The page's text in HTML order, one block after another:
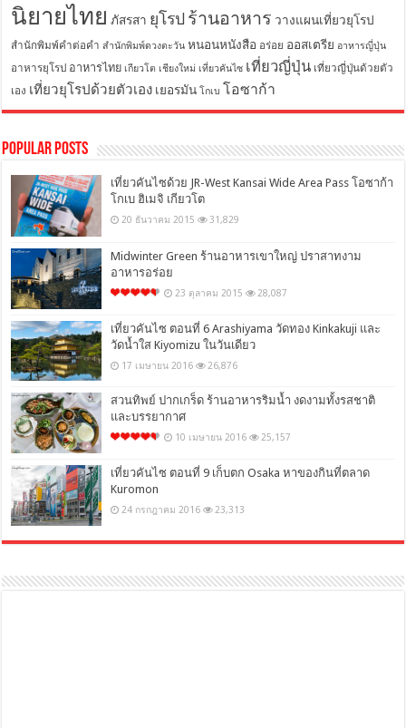
นิยายไทย ภัสรสา ยุโรป ร้านอาหาร วางแผนเที่ยวยุโรป
สำนักพิมพ์คำต่อคำ สำนักพิมพ์ดวงตะวัน หนอนหนังสือ อร่อย ออสเตรีย อาหารญี่ปุ่น
อาหารยุโรป อาหารไทย เกียวโต เชียงใหม่ เที่ยวคันไซ เที่ยวญี่ปุ่น เที่ยวญี่ปุ่นด้วยตัว
เอง เที่ยวยุโรปด้วยตัวเอง เยอรมัน โกเบ โอซาก้า
Popular Posts
เที่ยวคันไซด้วย JR-West Kansai Wide Area Pass โอซาก้า
โกเบ ฮิเมจิ เกียวโต
20 ธันวาคม 2015 31,829
Midwinter Green ร้านอาหารเขาใหญ่ ปราสาทงาม
อาหารอร่อย
23 ตุลาคม 2015 28,087
เที่ยวคันไซ ตอนที่ 6 Arashiyama วัดทอง Kinkakuji และ
วัดน้ำใส Kiyomizu ในวันเดียว
17 เมษายน 2016 26,876
สวนทิพย์ ปากเกร็ด ร้านอาหารริมน้ำ งดงามทั้งรสชาติ
และบรรยากาศ
10 เมษายน 2016 25,157
เที่ยวคันไซ ตอนที่ 9 เก็บตก Osaka หาของกินที่ตลาด
Kuromon
24 กรกฎาคม 2016 23,313